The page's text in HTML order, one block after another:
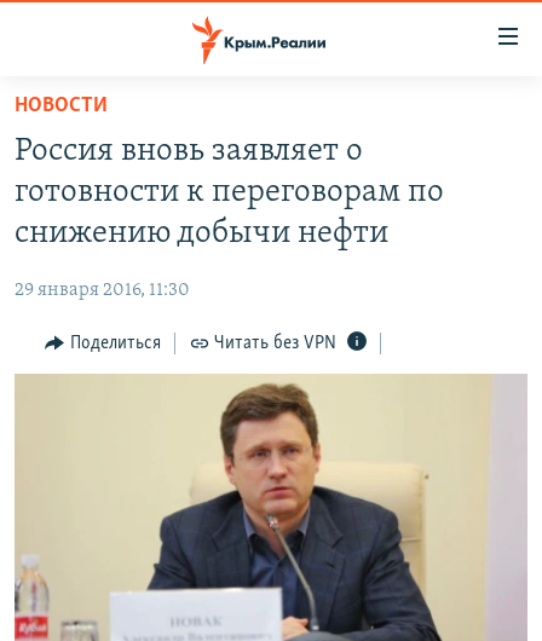
Вернуться
основному
содержанию
главной
навигации
Вернутся
11 ЛЕТ ОККУПАЦИИ КРЫМА. 11 ИСТОРИЙ СОПРОТИВЛЕНИЯ
ЕЩЕ
ИНТЕРАКТИВ
ТЕЛЕПРОЕКТ КРЫМ.РЕАЛИИ
СОВЕТЫ ПРАВОЗАЩИТНИКОВ
ПРОПАВШИЕ БЕЗ ВЕСТИ
ПОБЕДИТЕЛЕЙ НЕ СУДЯТ?
КРЫМ.НЕПОКОРЕННЫЙ
РАДІО СВОБОДА
КАК ОБОЙТИ БЛОКИРОВКУ
ПРИСОЕДИНЯЙТЕСЬ!
НОВОСТИ
Россия вновь заявляет о
готовности к переговорам по
снижению добычи нефти
29 января 2016, 11:30
Поделиться Читать без VPN